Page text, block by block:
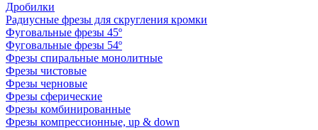
Дробилки
Радиусные фрезы для скругления кромки
Фуговальные фрезы 45º
Фуговальные фрезы 54º
Фрезы спиральные монолитные
Фрезы чистовые
Фрезы черновые
Фрезы сферические
Фрезы комбинированные
Фрезы компрессионные, up & down